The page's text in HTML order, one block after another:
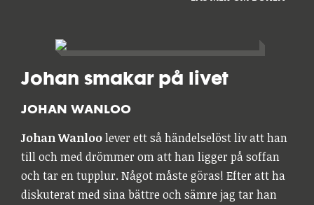
Johan smakar på livet
JOHAN WANLOO
Johan Wanloolever ett så händelselöst liv att han
till och med drömmer om att han ligger på soffan
och tar en tupplur. Något måste göras! Efter att ha
diskuterat med sina bättre och sämre jag tar han